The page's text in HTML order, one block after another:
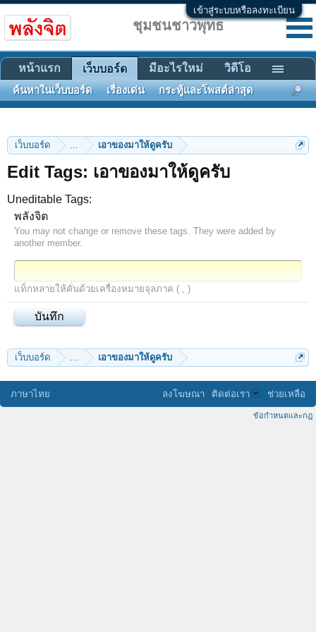
เข้าสู่ระบบหรือลงทะเบียน
เว็บบอร์ด ... เอาของมาให้ดูครับ
Edit Tags: เอาของมาให้ดูครับ
Uneditable Tags:
พลังจิต
You may not change or remove these tags. They were added by
another member.
แท็กหลายให้คั่นด้วยเครื่องหมายจุลภาค ( , )
เว็บบอร์ด ... เอาของมาให้ดูครับ
ชุมชนชาวพุทธ
หน้าแรก เว็บบอร์ด
ค้นหาในเว็บบอร์ด เรื่องเด่น กระทู้และโพสต์ล่าสุด
มีอะไรใหม่ วิดีโอ
ภาษาไทย ลงโฆษณา ติดต่อเรา ช่วยเหลือ
ข้อกำหนดและกฎ